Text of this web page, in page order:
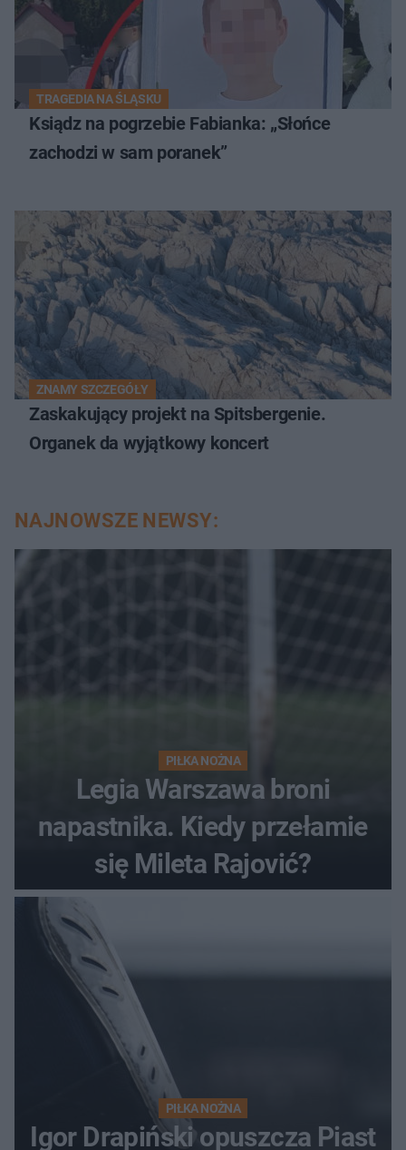
TRAGEDIA NA ŚLĄSKU
Ksiądz na pogrzebie Fabianka: „Słońce
zachodzi w sam poranek”
ZNAMY SZCZEGÓŁY
Zaskakujący projekt na Spitsbergenie.
Organek da wyjątkowy koncert
NAJNOWSZE NEWSY:
PIŁKA NOŻNA
Legia Warszawa broni
napastnika. Kiedy przełamie
się Mileta Rajović?
PIŁKA NOŻNA
Igor Drapiński opuszcza Piast